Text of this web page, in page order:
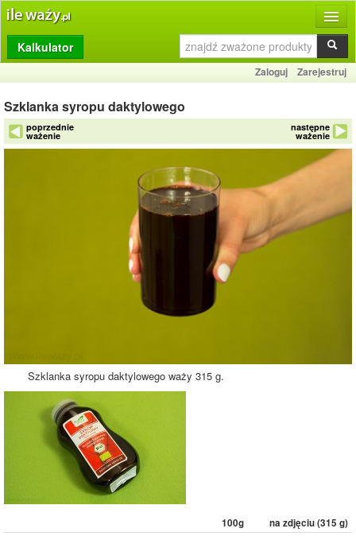
Produkty
Dziennik
Przelicznik
Porównywarka
Kalkulator
Zaloguj Zarejestruj
Szklanka syropu daktylowego
poprzednie
ważenie
następne
ważenie
Szklanka syropu daktylowego waży 315 g.
100g na zdjęciu (315 g)